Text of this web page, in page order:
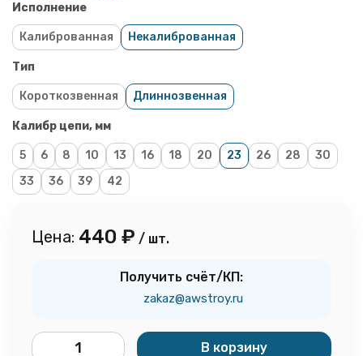
Исполнение
Калиброванная Некалиброванная
Тип
Короткозвенная Длиннозвенная
Калибр цепи, мм
5 6 8 10 13 16 18 20 23 26 28
30
33
36 39 42
Цена: 440 ₽ / шт.
Получить счёт/КП:
zakaz@awstroy.ru
В корзину